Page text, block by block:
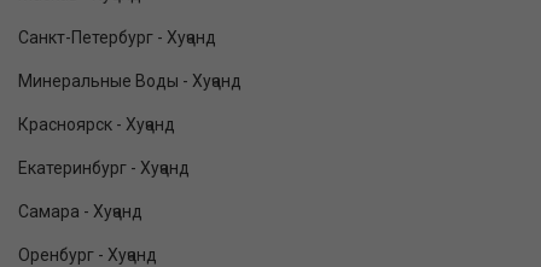
Санкт-Петербург - Хуҷанд
Минеральные Воды - Хуҷанд
Красноярск - Хуҷанд
Екатеринбург - Хуҷанд
Самара - Хуҷанд
Оренбург - Хуҷанд